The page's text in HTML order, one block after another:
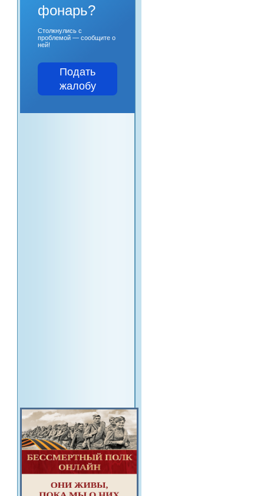
фонарь?
Столкнулись с
проблемой — сообщите о
ней!
Подать
жалобу